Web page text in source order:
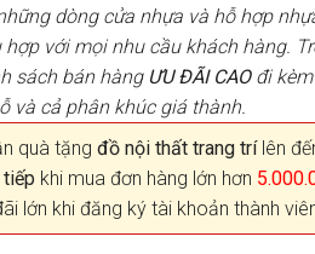
dòng cửa nhựa và hỗ hợp
hợp với mọi nhu cầu khách hàng.
sách bán hàng ƯU ĐÃI CAO đi
và cả phân khúc giá thành.
quà tặng đồ nội thất trang trílên
khi mua đơn hàng lớn hơn
lớn khi đăng ký tài khoản thành